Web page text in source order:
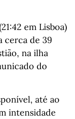
em Lisboa)
cerca de 39
na ilha
do
até ao
intensidade